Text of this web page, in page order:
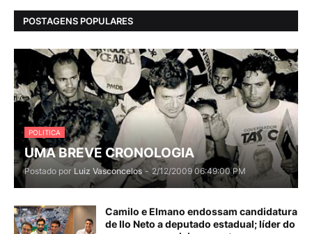
POSTAGENS POPULARES
POLITICA
UMA BREVE CRONOLOGIA
Postado por Luiz Vasconcelos - 2/12/2009 06:49:00 PM
Camilo e Elmano endossam candidatura
de Ilo Neto a deputado estadual; líder do